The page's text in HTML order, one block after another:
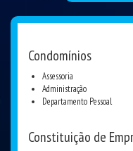
Condomínios
Assessoria
Administração
Departamento Pessoal
Constituição de